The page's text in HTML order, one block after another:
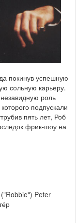
покинув успешную
сольную карьеру.
роль
подпускали
пять лет, Роб
фрик-шоу на
Peter